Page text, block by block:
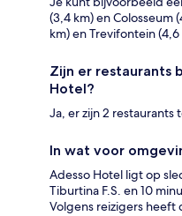
(3,4 km) en Colosseum
km) en Trevifontein (4,6
Zijn er restaurants
Hotel?
Ja, er zijn 2 restaurants
In wat voor
Adesso Hotel ligt op
Tiburtina F.S. en 10
Volgens reizigers heeft